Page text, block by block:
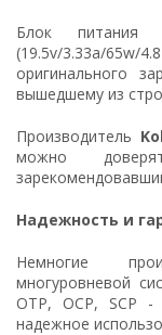
Блок питания
(19.5v/3.33a/
оригинального
вышедшему из
Производитель
можно
Надежность и
Немногие
многуровневой
OTP, OCP, SCP -
надежное